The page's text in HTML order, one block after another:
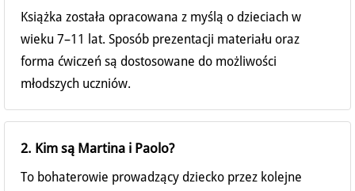
Książka została opracowana z myślą o dzieciach w
wieku 7–11 lat. Sposób prezentacji materiału oraz
forma ćwiczeń są dostosowane do możliwości
młodszych uczniów.
2. Kim są Martina i Paolo?
To bohaterowie prowadzący dziecko przez kolejne